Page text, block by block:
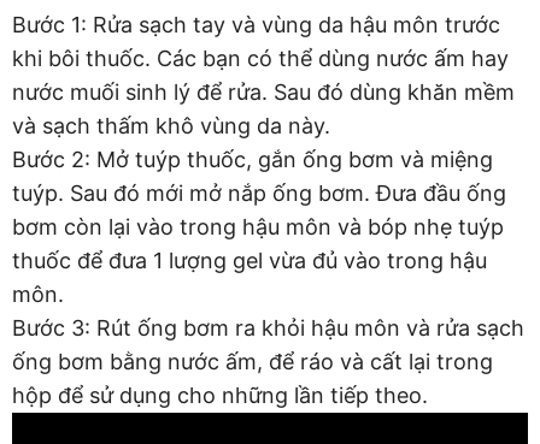
Bước 1: Rửa sạch tay và vùng da hậu môn trước
khi bôi thuốc. Các bạn có thể dùng nước ấm hay
nước muối sinh lý để rửa. Sau đó dùng khăn mềm
và sạch thấm khô vùng da này.
Bước 2: Mở tuýp thuốc, gắn ống bơm và miệng
tuýp. Sau đó mới mở nắp ống bơm. Đưa đầu ống
bơm còn lại vào trong hậu môn và bóp nhẹ tuýp
thuốc để đưa 1 lượng gel vừa đủ vào trong hậu
môn.
Bước 3: Rút ống bơm ra khỏi hậu môn và rửa sạch
ống bơm bằng nước ấm, để ráo và cất lại trong
hộp để sử dụng cho những lần tiếp theo.